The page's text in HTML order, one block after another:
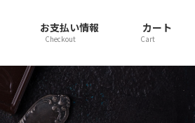
お支払い情報
Checkout
カート
Cart